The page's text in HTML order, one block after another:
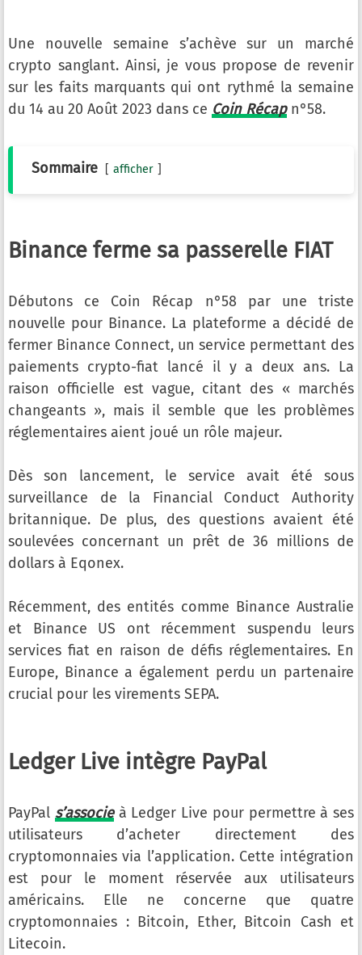
Une nouvelle semaine s’achève sur un marché
crypto sanglant. Ainsi, je vous propose de revenir
sur les faits marquants qui ont rythmé la semaine
du 14 au 20 Août 2023 dans ce Coin Récapn°58.
Sommaire afficher
Binance ferme sa passerelle FIAT
Débutons ce Coin Récap n°58 par une triste
nouvelle pour Binance. La plateforme a décidé de
fermer Binance Connect, un service permettant des
paiements crypto-fiat lancé il y a deux ans. La
raison officielle est vague, citant des « marchés
changeants », mais il semble que les problèmes
réglementaires aient joué un rôle majeur.
Dès son lancement, le service avait été sous
surveillance de la Financial Conduct Authority
britannique. De plus, des questions avaient été
soulevées concernant un prêt de 36 millions de
dollars à Eqonex.
Récemment, des entités comme Binance Australie
et Binance US ont récemment suspendu leurs
services fiat en raison de défis réglementaires. En
Europe, Binance a également perdu un partenaire
crucial pour les virements SEPA.
Ledger Live intègre PayPal
PayPal s’associeà Ledger Live pour permettre à ses
utilisateurs d’acheter directement des
cryptomonnaies via l’application. Cette intégration
est pour le moment réservée aux utilisateurs
américains. Elle ne concerne que quatre
cryptomonnaies : Bitcoin, Ether, Bitcoin Cash et
Litecoin.